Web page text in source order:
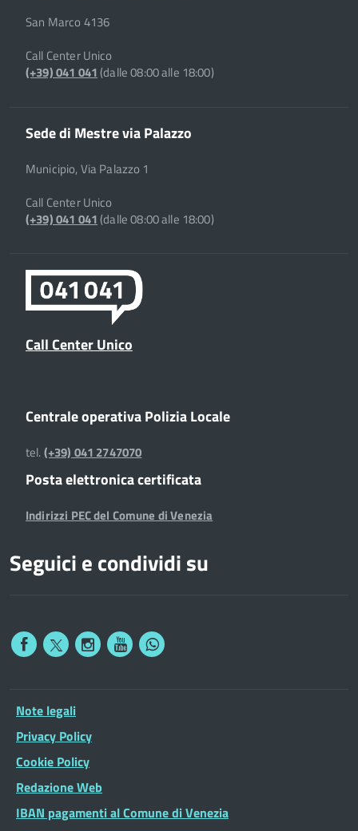
San Marco 4136
Call Center Unico
(+39) 041 041(dalle 08:00 alle 18:00)
Sede di Mestre via Palazzo
Municipio, Via Palazzo 1
Call Center Unico
(+39) 041 041(dalle 08:00 alle 18:00)
Call Center Unico
Centrale operativa Polizia Locale
tel.(+39) 041 2747070
Posta elettronica certificata
Indirizzi PEC del Comune di Venezia
Seguici e condividi su
Note legali
Privacy Policy
Cookie Policy
Redazione Web
IBAN pagamenti al Comune di Venezia